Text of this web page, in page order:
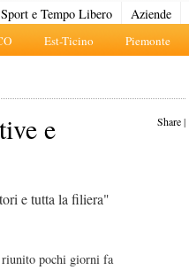
Est-Ticino Piemonte
Sport e Tempo Libero Aziende
Share|
e
e tutta la filiera"
pochi giorni fa